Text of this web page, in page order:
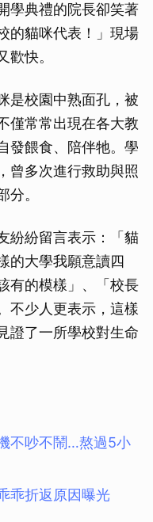
學典禮的院長卻笑著
的貓咪代表！」現場
歡快。
是校園中熟面孔，被
僅常常出現在各大教
發餵食、陪伴牠。學
曾多次進行救助與照
。
紛紛留言表示：「貓
的大學我願意讀四
有的模樣」、「校長
不少人更表示，這樣
證了一所學校對生命
不吵不鬧…熬過5小
乖折返原因曝光